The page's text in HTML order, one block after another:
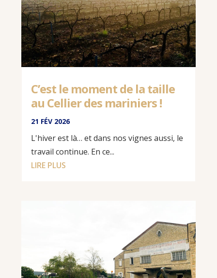
C’est le moment de la taille
au Cellier des mariniers !
21 FÉV 2026
L'hiver est là… et dans nos vignes aussi, le
travail continue. En ce...
LIRE PLUS